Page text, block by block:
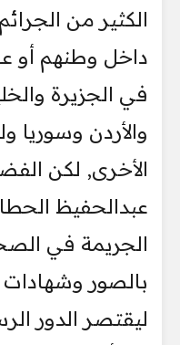
الكثير من
داخل وطنهم أو
في الجزيرة
والأردن وسوريا
الأخرى, لكن
عبدالحفيظ
الجريمة في
بالصور وشهادات
ليقتصر الدور